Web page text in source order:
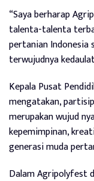
“Saya berharap
talenta-talenta
pertanian Indonesia
terwujudnya
Kepala Pusat
mengatakan,
merupakan wujud
kepemimpinan,
generasi muda
Dalam Agripolyfest